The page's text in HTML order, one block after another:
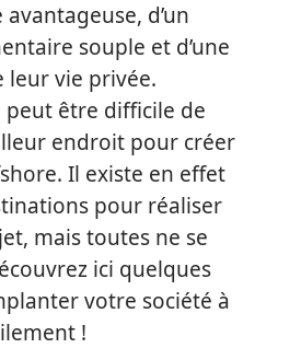
avantageuse, d’un
souple et d’une
leur vie privée.
peut être difficile de
endroit pour créer
Il existe en effet
pour réaliser
mais toutes ne se
ici quelques
votre société à
!